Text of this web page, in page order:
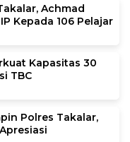
Achmad
Kepada 106 Pelajar
Kapasitas 30
TBC
Polres Takalar,